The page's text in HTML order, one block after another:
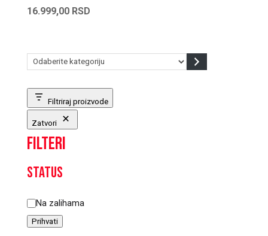
16.999,00 RSD
Odaberite
Filtriraj proizvode
Zatvori
Filteri
Status
Status
Na zalihama
Prihvati